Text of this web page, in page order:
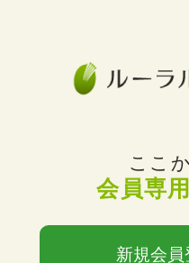
ここ
会員専
新規会員